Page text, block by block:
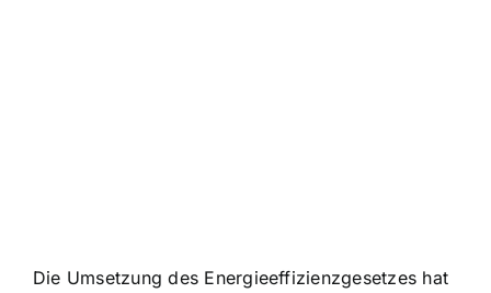
Die Umsetzung des Energieeffizienzgesetzes hat